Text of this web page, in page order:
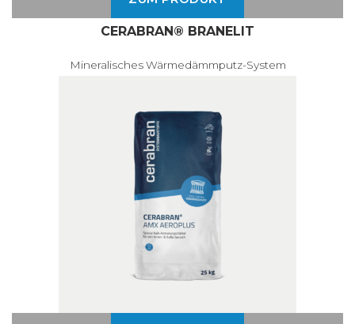
CERABRAN® BRANELIT
Mineralisches Wärmedämmputz-System